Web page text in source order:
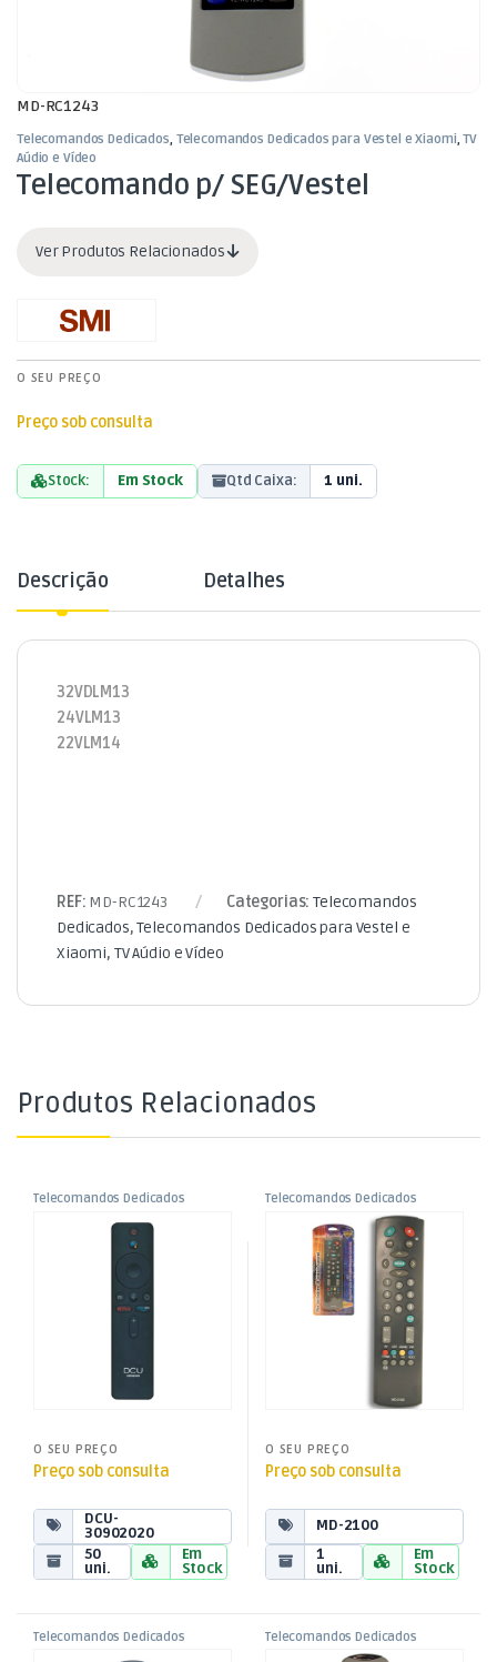
MD-RC1243
Telecomandos Dedicados, Telecomandos Dedicados para Vestel e Xiaomi,TV
Aúdio e Vídeo
Telecomando p/ SEG/Vestel
Ver Produtos Relacionados
O SEU PREÇO
Preço sob consulta
Stock: Em Stock Qtd Caixa: 1 uni.
Descrição Detalhes
32VDLM13
24VLM13
22VLM14
REF: MD-RC1243 Categorias:Telecomandos
Dedicados,Telecomandos Dedicados para Vestel e
Xiaomi, TV Aúdio e Vídeo
Produtos Relacionados
Telecomandos Dedicados
Telecomandos Dedicados para
TV Aúdio e Vídeo
Telecomando p/ Xiaomi MI c/
O SEU PREÇO
Preço sob consulta
DCU-
30902020
50
uni.
Em
Stock
Telecomandos Dedicados
Telecomandos Dedicados para
Vestel e Xiaomi
TV Aúdio e Vídeo
Telecomando p/ Vestel
O SEU PREÇO
Preço sob consulta
MD-2100
1
uni.
Em
Stock
Telecomandos Dedicados
Telecomando p/ Vestel
Telecomandos Dedicados
Telecomando p/ Vestel